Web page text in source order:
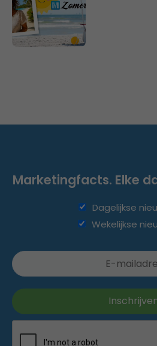
Marketingfacts. Elke
Dagelijkse
Wekelijkse